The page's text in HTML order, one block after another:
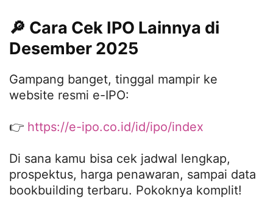
🔎 Cara Cek IPO Lainnya di
Desember 2025
Gampang banget, tinggal mampir ke
website resmi e-IPO:
👉 https://e-ipo.co.id/id/ipo/index
Di sana kamu bisa cek jadwal lengkap,
prospektus, harga penawaran, sampai data
bookbuilding terbaru. Pokoknya komplit!